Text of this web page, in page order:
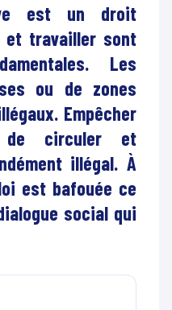
est un droit
et travailler sont
Les
ou de zones
Empêcher
de circuler et
illégal. À
est bafouée ce
social qui